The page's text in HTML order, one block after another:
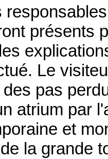
présents
Le
des pas
atrium par
et
la grande